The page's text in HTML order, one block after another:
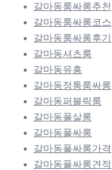
갈마동룸싸롱추천
갈마동룸싸롱코스
갈마동룸싸롱후기
갈마동셔츠룸
갈마동유흥
갈마동정통룸싸롱
갈마동퍼블릭룸
갈마동풀살롱
갈마동풀싸롱
갈마동풀싸롱가격
갈마동풀싸롱견적